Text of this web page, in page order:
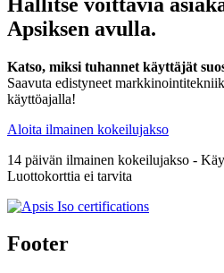
Apsiksen avulla.
Katso, miksi tuhannet käyttäjät
Saavuta edistyneet
käyttöajalla!
Aloita ilmainen kokeilujakso
14 päivän ilmainen kokeilujakso -
Luottokorttia ei tarvita
Footer